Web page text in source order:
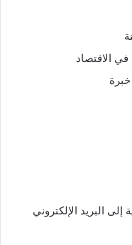
الاقتصاد
البريد الإلكتروني